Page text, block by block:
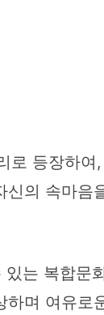
등장하
의 속마
는 복합문
며 여유로